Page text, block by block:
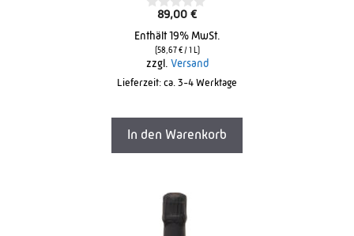
o
u
o
5
89,00 €
Enthält 19% MwSt.
58,67 € / 1 L)
zzgl. Versand
Lieferzeit: ca. 3-4 Werktage
In den Warenkorb